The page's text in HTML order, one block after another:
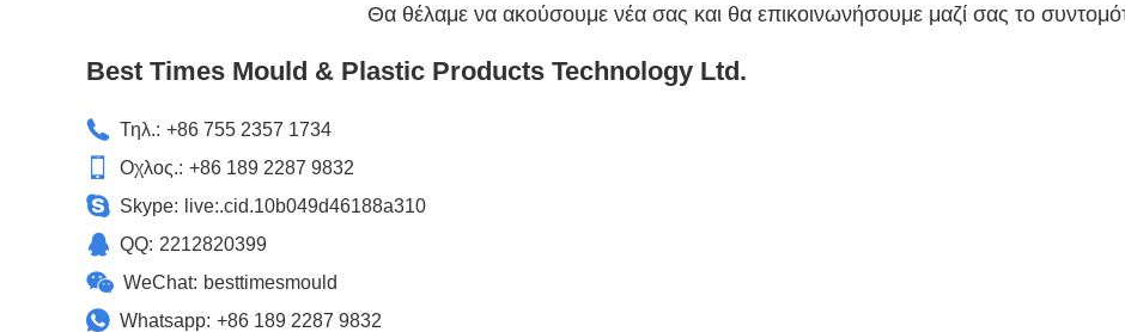
Θα θέλαμε να ακούσουμε νέα σας και θα επικοινωνήσουμε μαζί σας το
Best Times Mould & Plastic Products Technology Ltd.
Τηλ.: +86 755 2357 1734
Οχλος.: +86 189 2287 9832
Skype:
live:.cid.10b049d46188a310
QQ: 2212820399
WeChat: besttimesmould
Whatsapp: +86 189 2287 9832